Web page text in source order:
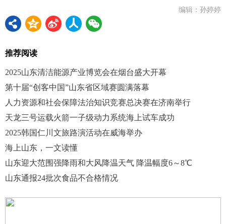
编辑：孙婷婷
推荐阅读
2025山东清洁能源产业博览会在烟台盛大开幕
第十届“创客中国”山东省区域赛圆满落幕
人力资源和社会保障法治知识竞赛总决赛在济南举行
天龙三号运载火箭一子级动力系统海上试车成功
2025韩国仁川文旅路演活动在威海举办
海上山东，一文读懂
山东迎大范围强降雨和大风降温天气 降温幅度6～8℃
山东通报24批次食品不合格情况